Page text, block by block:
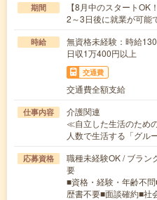
期間
【8月中のスタート
2～3日後に就業が可能
時給
無資格未経験：時給
日収1万400円以上
交通費
交通費全額支給
仕事内容
介護関連
≪自立した生活のため
人数で生活する「グル
応募資格
職種未経験OK / ブラン
要
■資格・経験・年齢不
歴書不要■面談確約■